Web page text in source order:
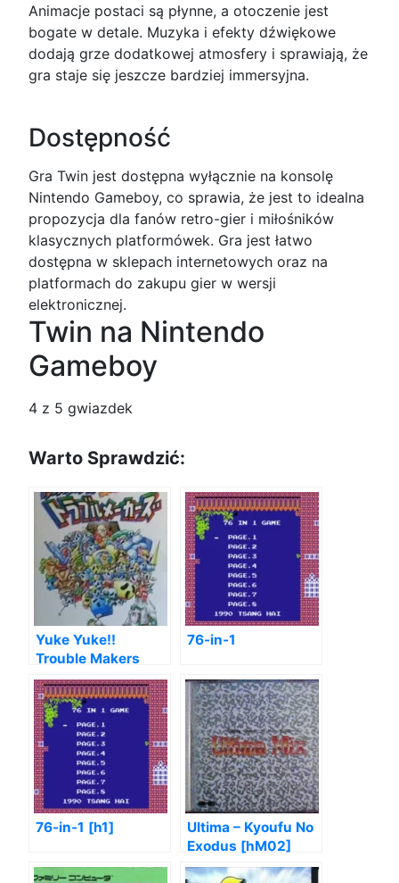
Animacje postaci są płynne, a otoczenie jest
bogate w detale. Muzyka i efekty dźwiękowe
dodają grze dodatkowej atmosfery i sprawiają, że
gra staje się jeszcze bardziej immersyjna.
Dostępność
Gra Twin jest dostępna wyłącznie na konsolę
Nintendo Gameboy, co sprawia, że jest to idealna
propozycja dla fanów retro-gier i miłośników
klasycznych platformówek. Gra jest łatwo
dostępna w sklepach internetowych oraz na
platformach do zakupu gier w wersji
elektronicznej.
Twin na Nintendo
Gameboy
4 z 5 gwiazdek
Warto Sprawdzić:
Yuke Yuke!!
Trouble Makers
76-in-1
76-in-1 [h1]
Ultima – Kyoufu No
Exodus [hM02]